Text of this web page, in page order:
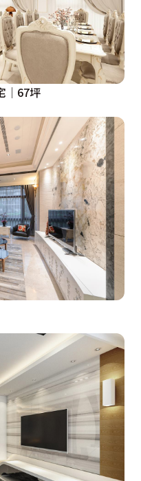
計手法，藏入開關箱順勢
的壁紙、燈具及傢俱選
帶出古典與英倫的兩種風
，完善空間每一處細
般自在，租屋房客更能
擇最適合自己的房型，
│67坪